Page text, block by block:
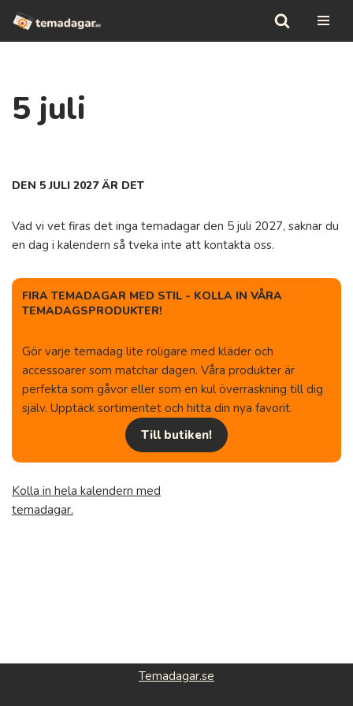
Hoppa
5 juli
DEN 5 JULI 2027 ÄR DET
Vad vi vet firas det inga temadagar den 5 juli 2027, saknar du
en dag i kalendern så tveka inte att kontakta oss.
FIRA TEMADAGAR MED STIL - KOLLA IN VÅRA
TEMADAGSPRODUKTER!
Gör varje temadag lite roligare med kläder och
accessoarer som matchar dagen. Våra produkter är
perfekta som gåvor eller som en kul överraskning till dig
själv. Upptäck sortimentet och hitta din nya favorit.
Till butiken!
Kolla in hela kalendern med
temadagar.
Temadagar.se